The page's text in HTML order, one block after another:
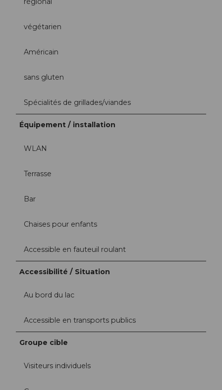
végétarien
Américain
sans gluten
Spécialités de grillades/viandes
Équipement / installation
WLAN
Terrasse
Bar
Chaises pour enfants
Accessible en fauteuil roulant
Accessibilité / Situation
Au bord du lac
Accessible en transports publics
Groupe cible
Visiteurs individuels